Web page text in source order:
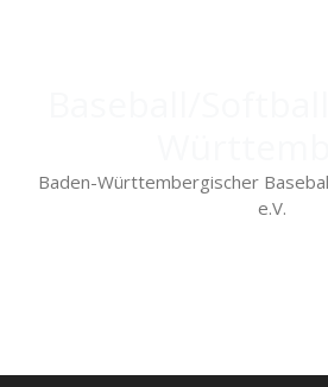
Baden-Württembergischer
e.V.